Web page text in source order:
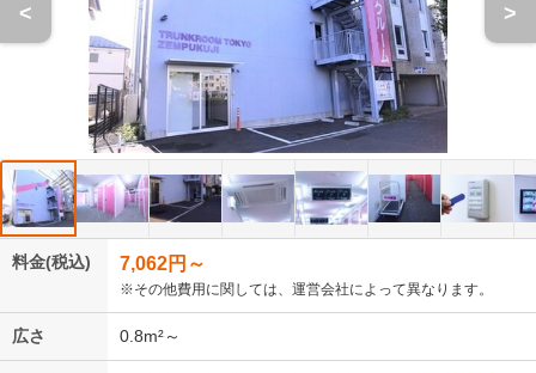
< >
料金(税込) 7,062円～
※その他費用に関しては、運営会社によって異なります。
広さ 0.8m²～